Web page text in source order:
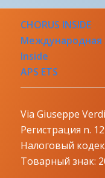
CHORUS INSIDE
Международная
Inside
APS ETS
Via Giuseppe
Регистрация n.
Налоговый
Товарный знак: